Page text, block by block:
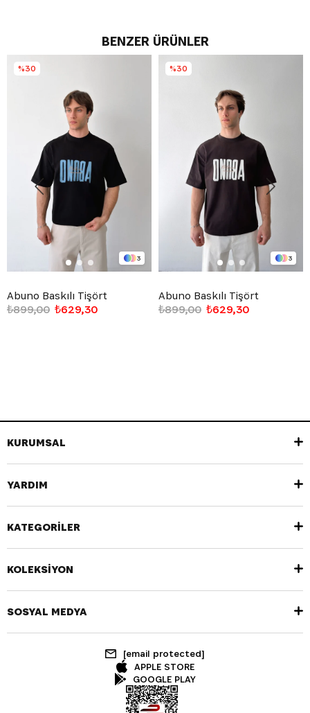
BENZER ÜRÜNLER
3
Abuno Baskılı Tişört
₺629,30
₺899,00
%30
3
Abuno Baskılı Tişört
₺629,30
₺899,00
%30
KURUMSAL
YARDIM
KATEGORİLER
KOLEKSİYON
SOSYAL MEDYA
[email protected]
APPLE STORE
GOOGLE PLAY